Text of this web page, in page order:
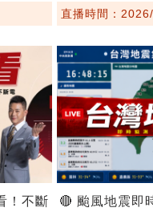
直播時間：
！不斷
🔴 颱風地震即